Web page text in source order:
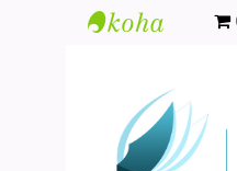
Agamenon
Magalhães